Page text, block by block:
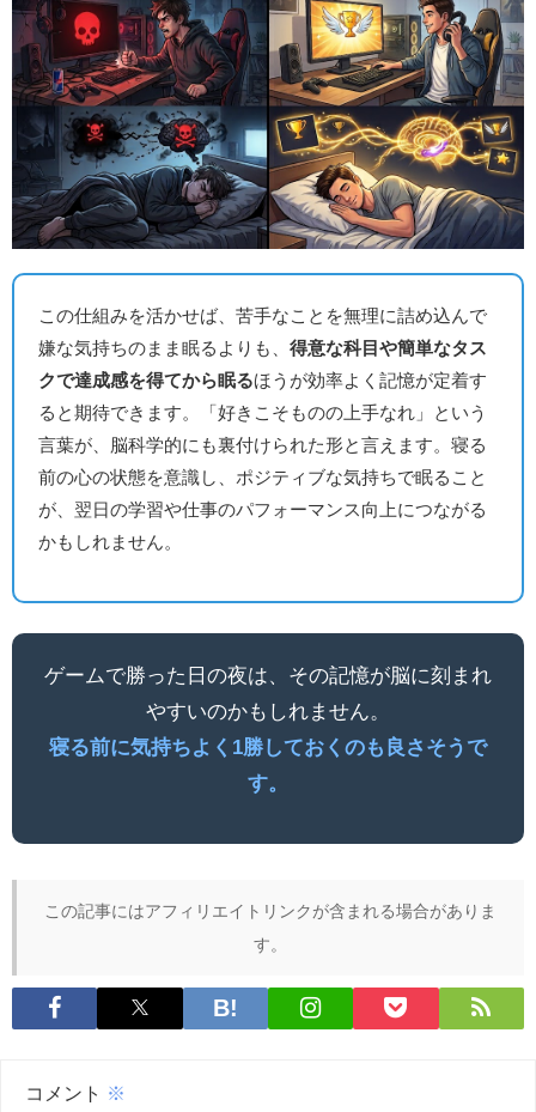
この仕組みを活かせば、苦手なことを無理に詰め込んで
嫌な気持ちのまま眠るよりも、 得意な科目や簡単なタス
クで達成感を得てから眠るほうが効率よく記憶が定着す
ると期待できます。「好きこそものの上手なれ」という
言葉が、脳科学的にも裏付けられた形と言えます。寝る
前の心の状態を意識し、ポジティブな気持ちで眠ること
が、翌日の学習や仕事のパフォーマンス向上につながる
かもしれません。
ゲームで勝った日の夜は、その記憶が脳に刻まれ
やすいのかもしれません。
寝る前に気持ちよく1勝しておくのも良さそうで
す。
この記事にはアフィリエイトリンクが含まれる場合がありま
す。
コメント ※